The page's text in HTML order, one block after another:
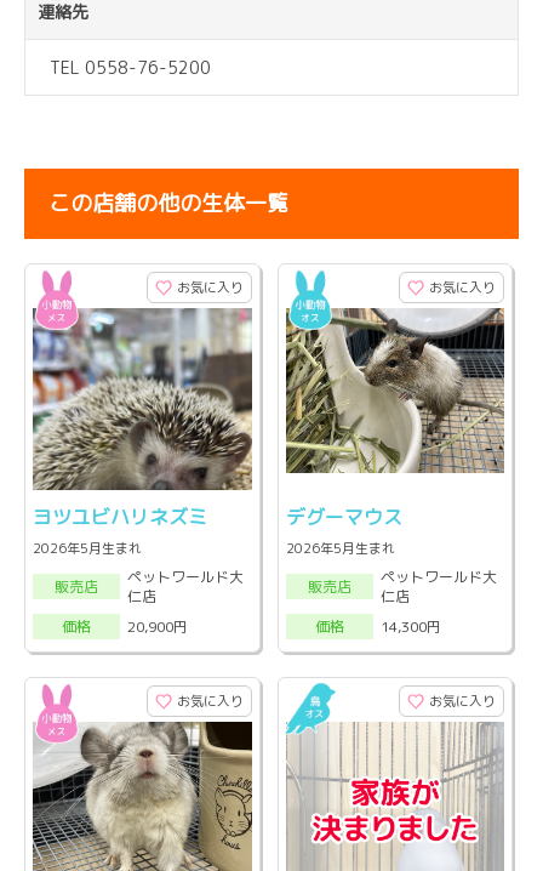
連絡先
TEL 0558-76-5200
この店舗の他の生体一覧
お気に入り
ヨツユビハリネズミ
2026年5月生まれ
販売店
ペットワールド大
仁店
価格
20,900円
お気に入り
デグーマウス
2026年5月生まれ
販売店
ペットワールド大
仁店
価格
14,300円
お気に入り お気に入り